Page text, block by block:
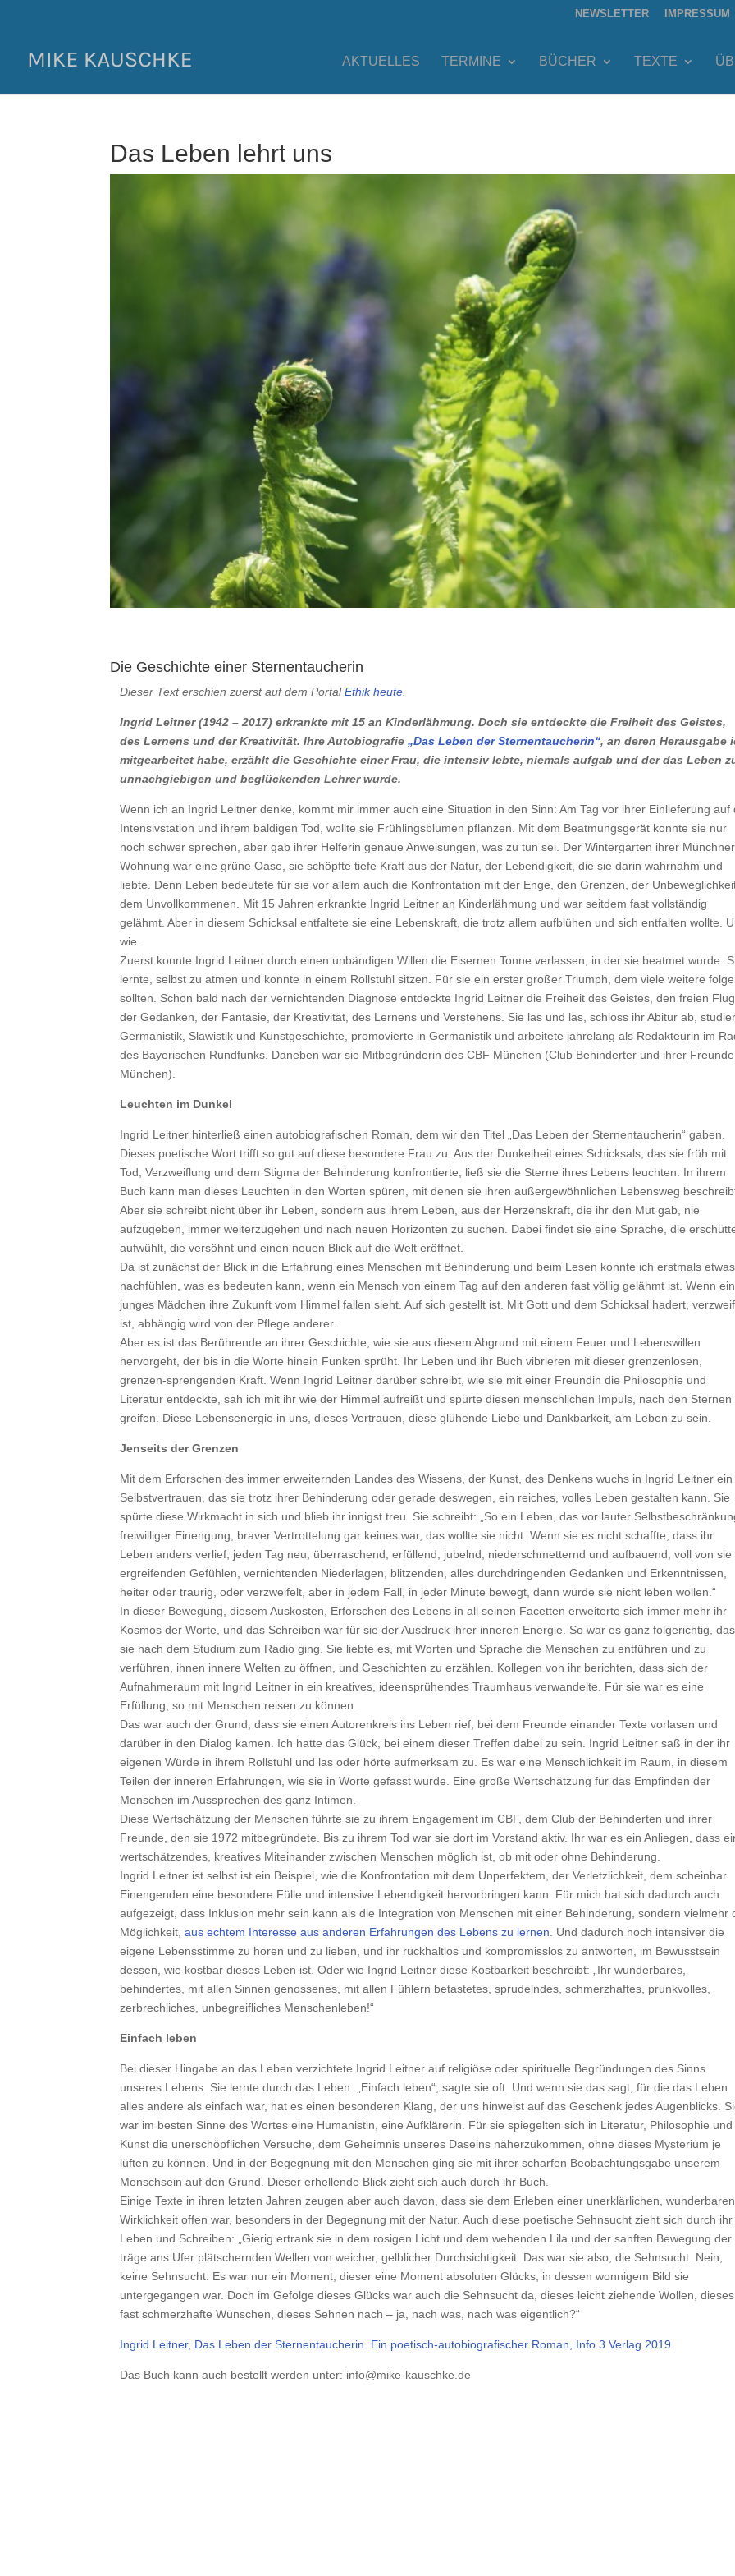
NEWSLETTER IMPRESSUM
AKTUELLES TERMINE BÜCHER TEXTE
Das Leben lehrt uns
Die Geschichte einer Sternentaucherin
Dieser Text erschien zuerst auf dem PortalEthik heute.
Ingrid Leitner (1942 – 2017) erkrankte mit 15 an Kinderlähmung. Doch sie entdeckte die Freiheit des Geistes,
des Lernens und der Kreativität. Ihre Autobiografie„Das Leben der Sternentaucherin“, an deren Herausgabe
mitgearbeitet habe, erzählt die Geschichte einer Frau, die intensiv lebte, niemals aufgab und der das Leben
unnachgiebigen und beglückenden Lehrer wurde.
Wenn ich an Ingrid Leitner denke, kommt mir immer auch eine Situation in den Sinn: Am Tag vor ihrer Einlieferung auf
Intensivstation und ihrem baldigen Tod, wollte sie Frühlingsblumen pflanzen. Mit dem Beatmungsgerät konnte sie nur
noch schwer sprechen, aber gab ihrer Helferin genaue Anweisungen, was zu tun sei. Der Wintergarten ihrer Münchner
Wohnung war eine grüne Oase, sie schöpfte tiefe Kraft aus der Natur, der Lebendigkeit, die sie darin wahrnahm und
liebte. Denn Leben bedeutete für sie vor allem auch die Konfrontation mit der Enge, den Grenzen, der
dem Unvollkommenen. Mit 15 Jahren erkrankte Ingrid Leitner an Kinderlähmung und war seitdem fast vollständig
gelähmt. Aber in diesem Schicksal entfaltete sie eine Lebenskraft, die trotz allem aufblühen und sich entfalten wollte.
wie.
Zuerst konnte Ingrid Leitner durch einen unbändigen Willen die Eisernen Tonne verlassen, in der sie beatmet wurde.
lernte, selbst zu atmen und konnte in einem Rollstuhl sitzen. Für sie ein erster großer Triumph, dem viele weitere
sollten. Schon bald nach der vernichtenden Diagnose entdeckte Ingrid Leitner die Freiheit des Geistes, den freien Flug
der Gedanken, der Fantasie, der Kreativität, des Lernens und Verstehens. Sie las und las, schloss ihr Abitur ab,
Germanistik, Slawistik und Kunstgeschichte, promovierte in Germanistik und arbeitete jahrelang als Redakteurin im
des Bayerischen Rundfunks. Daneben war sie Mitbegründerin des CBF München (Club Behinderter und ihrer
München).
Leuchten im Dunkel
Ingrid Leitner hinterließ einen autobiografischen Roman, dem wir den Titel „Das Leben der Sternentaucherin“ gaben.
Dieses poetische Wort trifft so gut auf diese besondere Frau zu. Aus der Dunkelheit eines Schicksals, das sie früh mit
Tod, Verzweiflung und dem Stigma der Behinderung konfrontierte, ließ sie die Sterne ihres Lebens leuchten. In ihrem
Buch kann man dieses Leuchten in den Worten spüren, mit denen sie ihren außergewöhnlichen Lebensweg
Aber sie schreibt nicht über ihr Leben, sondern aus ihrem Leben, aus der Herzenskraft, die ihr den Mut gab, nie
aufzugeben, immer weiterzugehen und nach neuen Horizonten zu suchen. Dabei findet sie eine Sprache, die
aufwühlt, die versöhnt und einen neuen Blick auf die Welt eröffnet.
Da ist zunächst der Blick in die Erfahrung eines Menschen mit Behinderung und beim Lesen konnte ich erstmals etwas
nachfühlen, was es bedeuten kann, wenn ein Mensch von einem Tag auf den anderen fast völlig gelähmt ist. Wenn ein
junges Mädchen ihre Zukunft vom Himmel fallen sieht. Auf sich gestellt ist. Mit Gott und dem Schicksal hadert,
ist, abhängig wird von der Pflege anderer.
Aber es ist das Berührende an ihrer Geschichte, wie sie aus diesem Abgrund mit einem Feuer und Lebenswillen
hervorgeht, der bis in die Worte hinein Funken sprüht. Ihr Leben und ihr Buch vibrieren mit dieser grenzenlosen,
grenzen-sprengenden Kraft. Wenn Ingrid Leitner darüber schreibt, wie sie mit einer Freundin die Philosophie und
Literatur entdeckte, sah ich mit ihr wie der Himmel aufreißt und spürte diesen menschlichen Impuls, nach den Sternen
greifen. Diese Lebensenergie in uns, dieses Vertrauen, diese glühende Liebe und Dankbarkeit, am Leben zu sein.
Jenseits der Grenzen
Mit dem Erforschen des immer erweiternden Landes des Wissens, der Kunst, des Denkens wuchs in Ingrid Leitner ein
Selbstvertrauen, das sie trotz ihrer Behinderung oder gerade deswegen, ein reiches, volles Leben gestalten kann. Sie
spürte diese Wirkmacht in sich und blieb ihr innigst treu. Sie schreibt: „So ein Leben, das vor lauter
freiwilliger Einengung, braver Vertrottelung gar keines war, das wollte sie nicht. Wenn sie es nicht schaffte, dass ihr
Leben anders verlief, jeden Tag neu, überraschend, erfüllend, jubelnd, niederschmetternd und aufbauend, voll von sie
ergreifenden Gefühlen, vernichtenden Niederlagen, blitzenden, alles durchdringenden Gedanken und Erkenntnissen,
heiter oder traurig, oder verzweifelt, aber in jedem Fall, in jeder Minute bewegt, dann würde sie nicht leben wollen.“
In dieser Bewegung, diesem Auskosten, Erforschen des Lebens in all seinen Facetten erweiterte sich immer mehr ihr
Kosmos der Worte, und das Schreiben war für sie der Ausdruck ihrer inneren Energie. So war es ganz folgerichtig,
sie nach dem Studium zum Radio ging. Sie liebte es, mit Worten und Sprache die Menschen zu entführen und zu
verführen, ihnen innere Welten zu öffnen, und Geschichten zu erzählen. Kollegen von ihr berichten, dass sich der
Aufnahmeraum mit Ingrid Leitner in ein kreatives, ideensprühendes Traumhaus verwandelte. Für sie war es eine
Erfüllung, so mit Menschen reisen zu können.
Das war auch der Grund, dass sie einen Autorenkreis ins Leben rief, bei dem Freunde einander Texte vorlasen und
darüber in den Dialog kamen. Ich hatte das Glück, bei einem dieser Treffen dabei zu sein. Ingrid Leitner saß in der ihr
eigenen Würde in ihrem Rollstuhl und las oder hörte aufmerksam zu. Es war eine Menschlichkeit im Raum, in diesem
Teilen der inneren Erfahrungen, wie sie in Worte gefasst wurde. Eine große Wertschätzung für das Empfinden der
Menschen im Aussprechen des ganz Intimen.
Diese Wertschätzung der Menschen führte sie zu ihrem Engagement im CBF, dem Club der Behinderten und ihrer
Freunde, den sie 1972 mitbegründete. Bis zu ihrem Tod war sie dort im Vorstand aktiv. Ihr war es ein Anliegen, dass
wertschätzendes, kreatives Miteinander zwischen Menschen möglich ist, ob mit oder ohne Behinderung.
Ingrid Leitner ist selbst ist ein Beispiel, wie die Konfrontation mit dem Unperfektem, der Verletzlichkeit, dem scheinbar
Einengenden eine besondere Fülle und intensive Lebendigkeit hervorbringen kann. Für mich hat sich dadurch auch
aufgezeigt, dass Inklusion mehr sein kann als die Integration von Menschen mit einer Behinderung, sondern vielmehr
Möglichkeit,aus echtem Interesse aus anderen Erfahrungen des Lebens zu lernen. Und dadurch noch intensiver die
eigene Lebensstimme zu hören und zu lieben, und ihr rückhaltlos und kompromisslos zu antworten, im Bewusstsein
dessen, wie kostbar dieses Leben ist. Oder wie Ingrid Leitner diese Kostbarkeit beschreibt: „Ihr wunderbares,
behindertes, mit allen Sinnen genossenes, mit allen Fühlern betastetes, sprudelndes, schmerzhaftes, prunkvolles,
zerbrechliches, unbegreifliches Menschenleben!“
Einfach leben
Bei dieser Hingabe an das Leben verzichtete Ingrid Leitner auf religiöse oder spirituelle Begründungen des Sinns
unseres Lebens. Sie lernte durch das Leben. „Einfach leben“, sagte sie oft. Und wenn sie das sagt, für die das Leben
alles andere als einfach war, hat es einen besonderen Klang, der uns hinweist auf das Geschenk jedes Augenblicks.
war im besten Sinne des Wortes eine Humanistin, eine Aufklärerin. Für sie spiegelten sich in Literatur, Philosophie und
Kunst die unerschöpflichen Versuche, dem Geheimnis unseres Daseins näherzukommen, ohne dieses Mysterium je
lüften zu können. Und in der Begegnung mit den Menschen ging sie mit ihrer scharfen Beobachtungsgabe unserem
Menschsein auf den Grund. Dieser erhellende Blick zieht sich auch durch ihr Buch.
Einige Texte in ihren letzten Jahren zeugen aber auch davon, dass sie dem Erleben einer unerklärlichen, wunderbaren
Wirklichkeit offen war, besonders in der Begegnung mit der Natur. Auch diese poetische Sehnsucht zieht sich durch ihr
Leben und Schreiben: „Gierig ertrank sie in dem rosigen Licht und dem wehenden Lila und der sanften Bewegung der
träge ans Ufer plätschernden Wellen von weicher, gelblicher Durchsichtigkeit. Das war sie also, die Sehnsucht. Nein,
keine Sehnsucht. Es war nur ein Moment, dieser eine Moment absoluten Glücks, in dessen wonnigem Bild sie
untergegangen war. Doch im Gefolge dieses Glücks war auch die Sehnsucht da, dieses leicht ziehende Wollen, dieses
fast schmerzhafte Wünschen, dieses Sehnen nach – ja, nach was, nach was eigentlich?“
Ingrid Leitner, Das Leben der Sternentaucherin. Ein poetisch-autobiografischer Roman, Info 3 Verlag 2019
Das Buch kann auch bestellt werden unter: info@mike-kauschke.de